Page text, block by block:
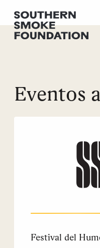
Eventos
Festival del